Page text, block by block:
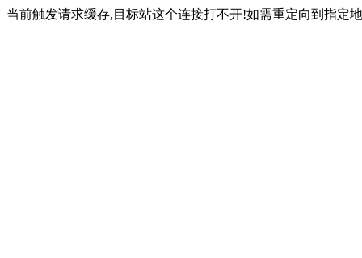
当前触发请求缓存,目标站这个连接打不开!如需重定向到指定